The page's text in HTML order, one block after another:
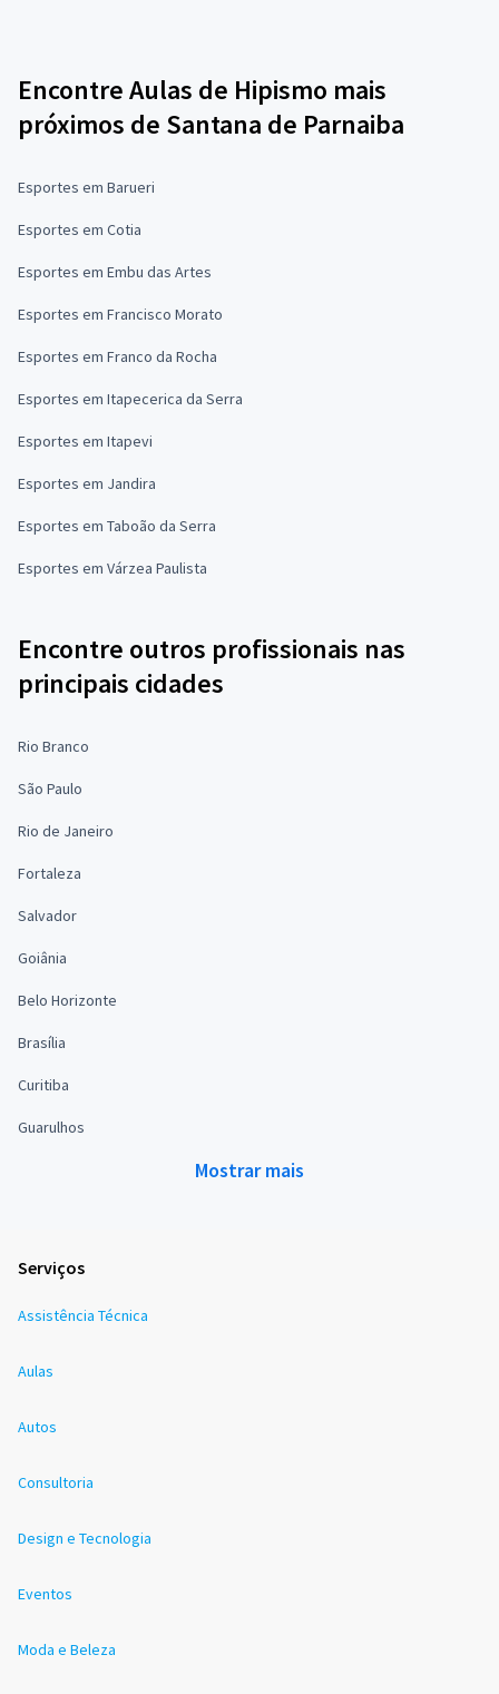
Encontre Aulas de Hipismo mais
próximos de Santana de Parnaiba
Esportes em Barueri
Esportes em Cotia
Esportes em Embu das Artes
Esportes em Francisco Morato
Esportes em Franco da Rocha
Esportes em Itapecerica da Serra
Esportes em Itapevi
Esportes em Jandira
Esportes em Taboão da Serra
Esportes em Várzea Paulista
Encontre outros profissionais nas
principais cidades
Rio Branco
São Paulo
Rio de Janeiro
Fortaleza
Salvador
Goiânia
Belo Horizonte
Brasília
Curitiba
Guarulhos
Mostrar mais
Serviços
Assistência Técnica
Aulas
Autos
Consultoria
Design e Tecnologia
Eventos
Moda e Beleza